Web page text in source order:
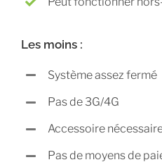
Les moins :
Système assez fermé
Pas de 3G/4G
Accessoire
Pas de moyens de